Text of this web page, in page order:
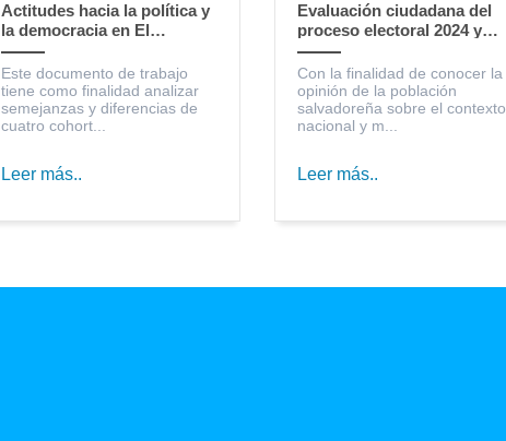
Actitudes hacia la política y
la democracia en El
Salvador: un análisis de
cohortes generacionales
Este documento de trabajo
tiene como finalidad analizar
semejanzas y diferencias de
cuatro cohort...
Leer más..
Evaluación ciudadana del
proceso electoral 2024 y
expectativas sobre la
gestión gubernamental,
legislativa y municipal
Con la finalidad de conocer la
opinión de la población
salvadoreña sobre el contexto
nacional y m...
Leer más..